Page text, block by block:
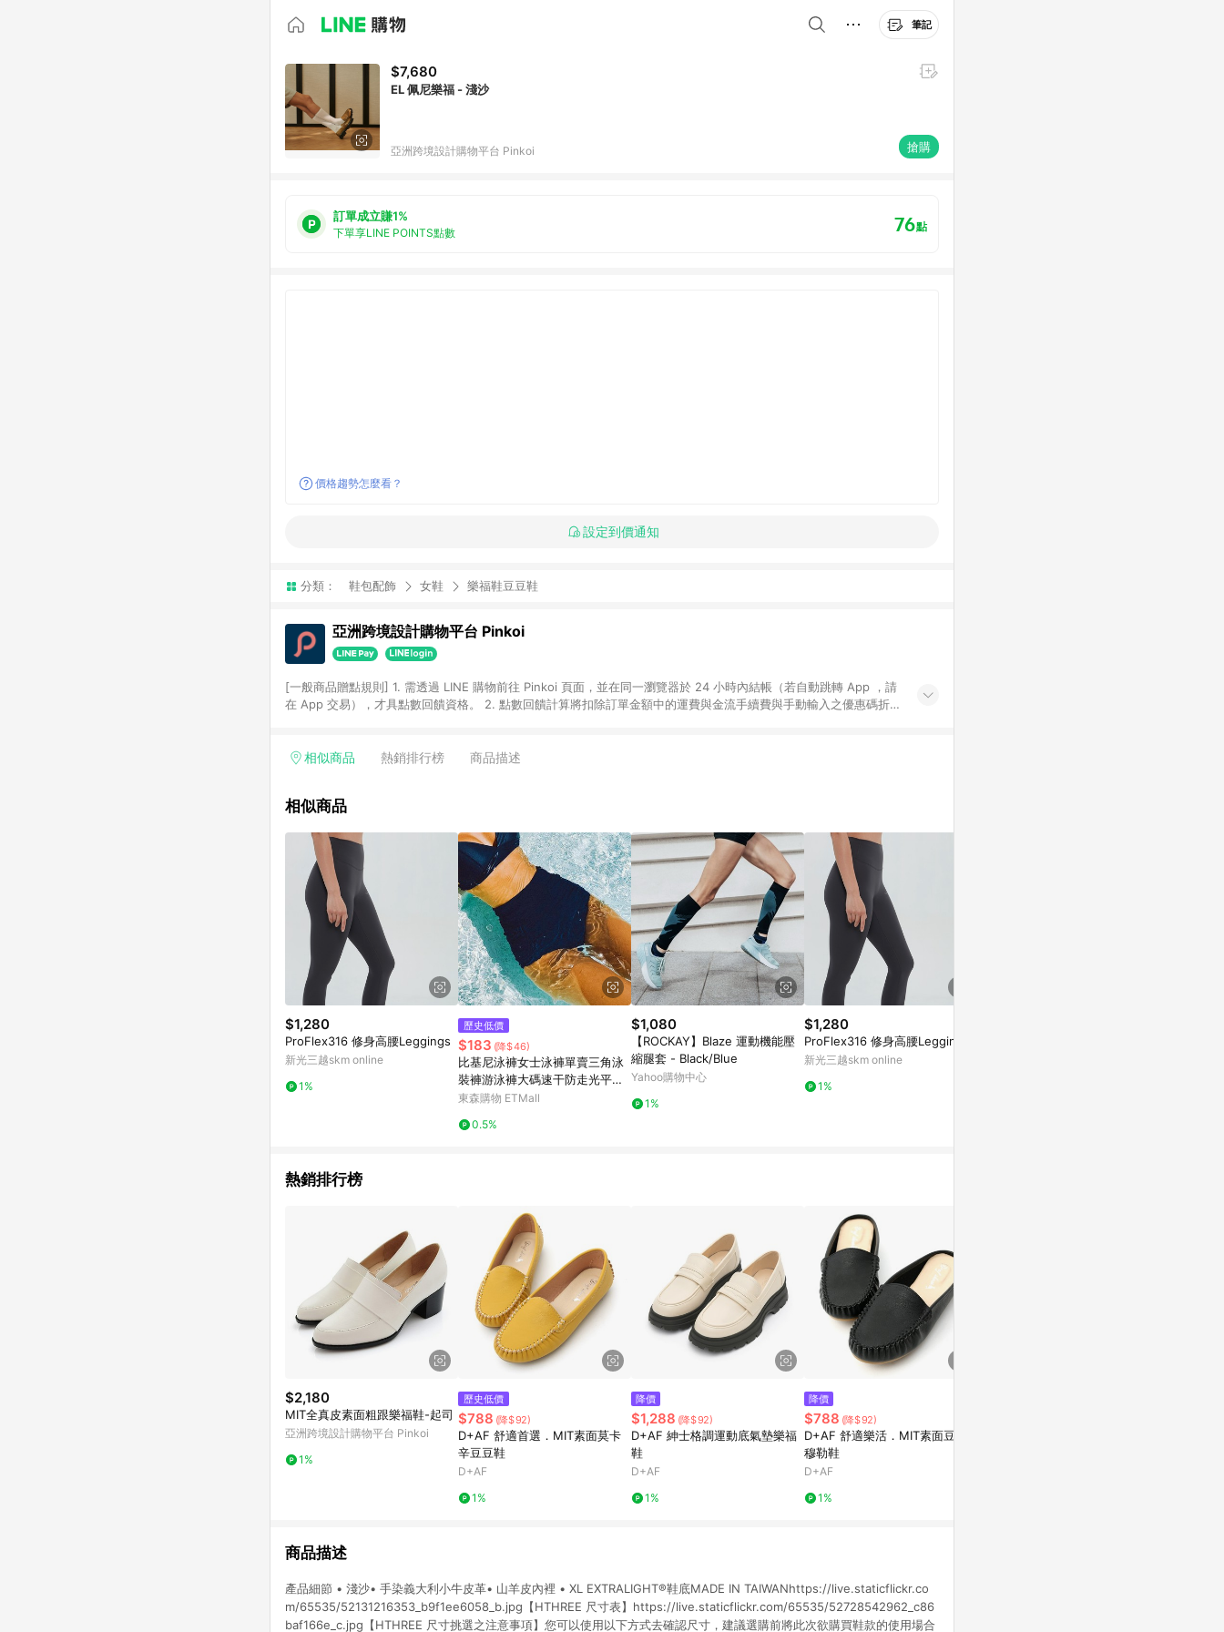
筆記
$7,680
EL 佩尼樂福 - 淺沙
亞洲跨境設計購物平台 Pinkoi 搶購
訂單成立賺1%
下單享LINE POINTS點數 76點
價格趨勢怎麼看？
設定到價通知
分類： 鞋包配飾 女鞋 樂福鞋豆豆鞋
亞洲跨境設計購物平台 Pinkoi
[一般商品贈點規則] 1. 需透過 LINE 購物前往 Pinkoi 頁面，並在同一瀏覽器於 24 小時內結帳（若自動跳轉 App ，請
在 App 交易），才具點數回饋資格。 2. 點數回饋計算將扣除訂單金額中的運費與金流手續費與手動輸入之優惠碼折
格，部分退款不在此限。 6. APP 請更新至Android v4.6.0 / iOS v4.1.5 以上才具贈點資格。 7. 點數將於出貨後 45 天
使用規則請以點數紅包活動說明為準。 11. 若於 LINE 購物前往 Pinkoi 頁面後才首次下載 Pinkoi APP 並完成訂單，不
相似商品 熱銷排行榜 商品描述
相似商品
$1,280
ProFlex316 修身高腰Leggings
新光三越skm online
1%
歷史低價
$183 (降$46)
比基尼泳褲女士泳褲單賣三角泳
裝褲游泳褲大碼速干防走光平角
褲
東森購物 ETMall
0.5%
$1,080
【ROCKAY】Blaze 運動機能壓
縮腿套 - Black/Blue
Yahoo購物中心
1%
$1,280
ProFlex316 修身高腰Leggings
新光三越skm online
1%
熱銷排行榜
$2,180
MIT全真皮素面粗跟樂福鞋-起司
亞洲跨境設計購物平台 Pinkoi
1%
歷史低價
$788 (降$92)
D+AF 舒適首選．MIT素面莫卡
辛豆豆鞋
D+AF
1%
降價
$1,288 (降$92)
D+AF 紳士格調運動底氣墊樂福
鞋
D+AF
1%
降價
$788 (降$92)
D+AF 舒適樂活．MIT素面豆豆
穆勒鞋
D+AF
1%
商品描述
產品細節 • 淺沙• 手染義大利小牛皮革• 山羊皮內裡 • XL EXTRALIGHT®鞋底MADE IN TAIWANhttps://live.staticflickr.co
m/65535/52131216353_b9f1ee6058_b.jpg【HTHREE 尺寸表】https://live.staticflickr.com/65535/52728542962_c86
baf166e_c.jpg【HTHREE 尺寸挑選之注意事項】您可以使用以下方式去確認尺寸，建議選購前將此次欲購買鞋款的使用場合